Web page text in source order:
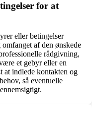
for at
eller betingelser
af den ønskede
rådgivning,
et gebyr eller en
at indlede kontakten og
så eventuelle